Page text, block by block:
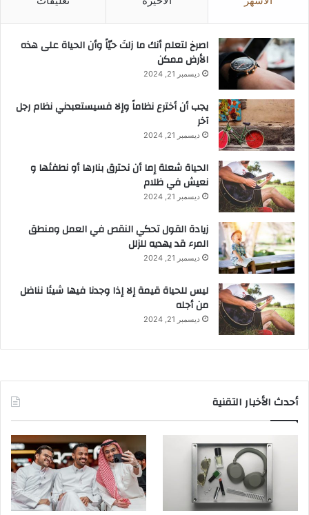
‫اصرخ لتعلم أنك ما زلتَ حيّاً وأن الحياة على هذه
الأرض ممكن
ديسمبر 21, 2024
يجب أن أخترع نظاماً وإلا فسيستعبدني نظام رجل
آخر
ديسمبر 21, 2024
الحياة شعلة إما أن نحترق بنارها أو نطفئها و
نعيش في ظلام
ديسمبر 21, 2024
زيادة القول تحكي النقص في العمل ومنطق
المرء قد يهديه للزلل
ديسمبر 21, 2024
ليس للحياة قيمة إلا إذا وجدنا فيها شيئا نناضل
من أجله
ديسمبر 21, 2024
أحدث الأخبار التقنية